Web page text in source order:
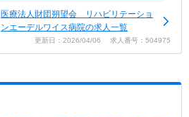
医療法人財団朔望会 リハビリテーショ
ンエーデルワイス病院の求人一覧
更新日：2026/04/06 求人番号：504975